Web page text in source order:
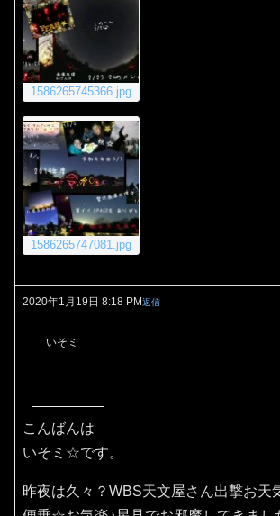
1586265745366.jpg
1586265747081.jpg
2020年1月19日 8:18 PM返信
いそミ
こんばんは
いそミ☆です。
昨夜は久々？WBS天文屋さん出撃お天